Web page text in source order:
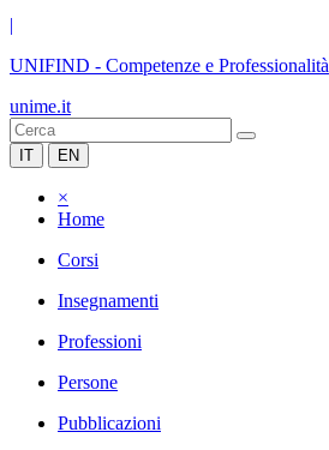
|
UNIFIND - Competenze e Professionalità
unime.it
IT EN
×
Home
Corsi
Insegnamenti
Professioni
Persone
Pubblicazioni